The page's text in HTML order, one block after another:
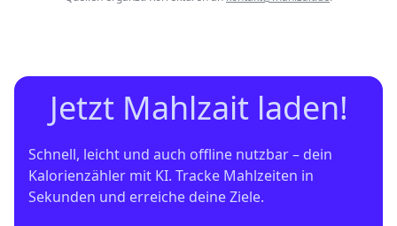
Jetzt Mahlzait laden!
Schnell, leicht und auch offline nutzbar – dein
Kalorienzähler mit KI. Tracke Mahlzeiten in
Sekunden und erreiche deine Ziele.